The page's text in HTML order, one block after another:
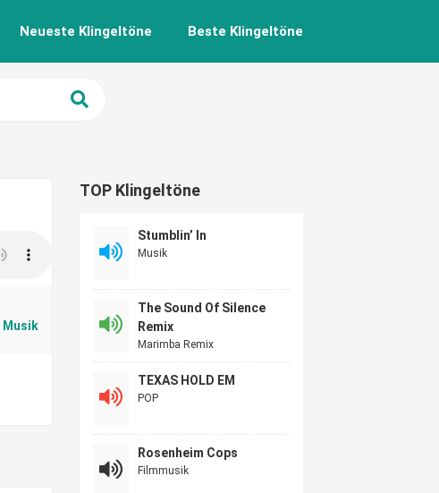
Neueste Klingeltöne Beste Klingeltöne
Musik
TOP Klingeltöne
Stumblin’ In
Musik
The Sound Of Silence
Remix
Marimba Remix
TEXAS HOLD EM
POP
Rosenheim Cops
Filmmusik